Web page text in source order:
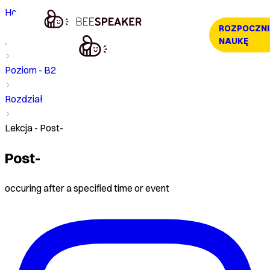
NAUKĘ
Home
Kurs
Poziom - B2
Rozdział
Lekcja - Post-
Post-
occuring after a specified time or event